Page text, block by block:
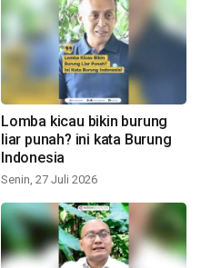
Lomba kicau bikin burung
liar punah? ini kata Burung
Indonesia
Senin, 27 Juli 2026